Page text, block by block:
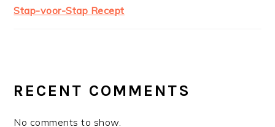
Stap-voor-Stap Recept
RECENT COMMENTS
No comments to show.